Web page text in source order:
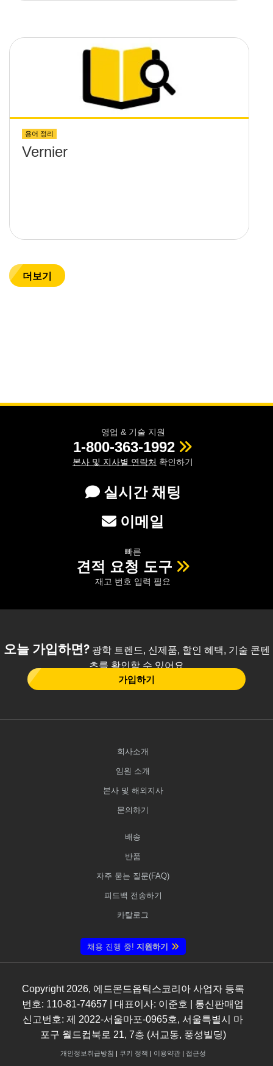
용어 정리
Vernier
더보기
영업 & 기술 지원
1-800-363-1992
본사 및 지사별 연락처 확인하기
실시간 채팅
이메일
빠른
견적 요청 도구
재고 번호 입력 필요
오늘 가입하면?광학 트렌드, 신제품, 할인 혜택, 기술 콘텐
츠를 확인할 수 있어요
가입하기
회사소개
임원 소개
본사 및 해외지사
문의하기
배송
반품
자주 묻는 질문(FAQ)
피드백 전송하기
카탈로그
채용 진행 중! 지원하기
Copyright 2026, 에드몬드옵틱스코리아 사업자 등록
번호: 110-81-74657 | 대표이사: 이준호 | 통신판매업
신고번호: 제 2022-서울마포-0965호, 서울특별시 마
포구 월드컵북로 21, 7층 (서교동, 풍성빌딩)
개인정보취급방침 | 쿠키 정책 | 이용약관| 접근성